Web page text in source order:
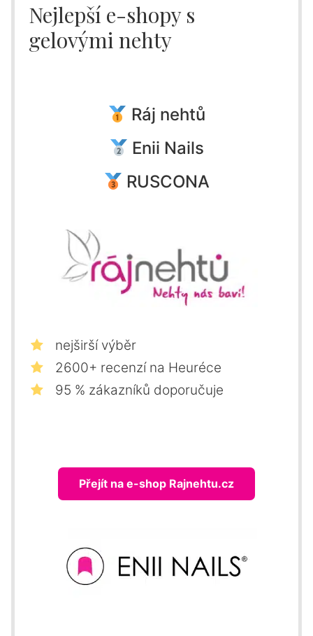
Nejlepší e-shopy s
gelovými nehty
Ráj nehtů
Enii Nails
RUSCONA
nejširší výběr
2600+ recenzí na Heuréce
95 % zákazníků doporučuje
Přejít na e-shop Rajnehtu.cz